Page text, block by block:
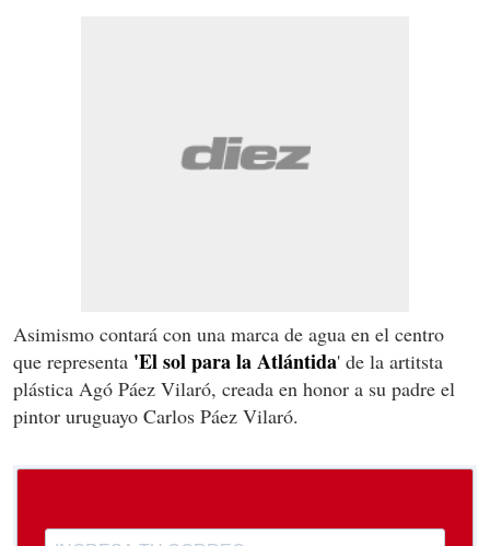
Asimismo contará con una marca de agua en el centro
que representa 'El sol para la Atlántida' de la artitsta
plástica Agó Páez Vilaró, creada en honor a su padre el
pintor uruguayo Carlos Páez Vilaró.